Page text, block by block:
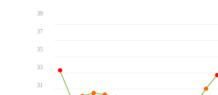
39
37
35
33
31